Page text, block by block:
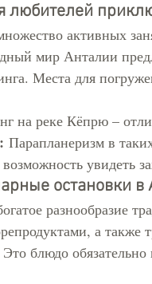
любителей
активных
мир Анталии
Места для
на реке Кёпрю –
Парапланеризм в
увидеть
остановки в
разнообразие
а
Это блюдо